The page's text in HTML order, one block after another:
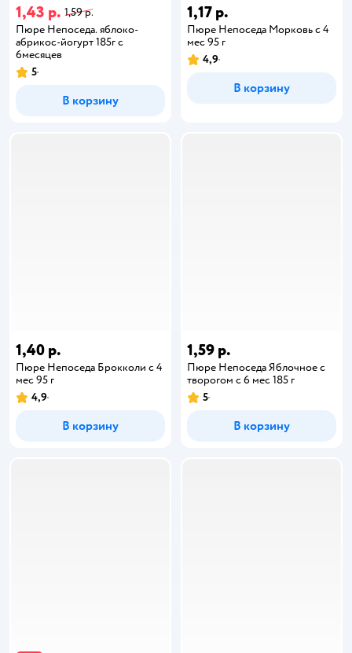
1,43 р. 1,59 р.
Пюре Непоседa. яблоко-
абрикос-йогурт 185г с
6месяцев
5
В корзину
1,17 р.
Пюре Непоседа Морковь с 4
мес 95 г
4,9
В корзину
1,40 р.
Пюре Непоседа Брокколи с 4
мес 95 г
4,9
В корзину
1,59 р.
Пюре Непоседа Яблочное с
творогом с 6 мес 185 г
5
В корзину